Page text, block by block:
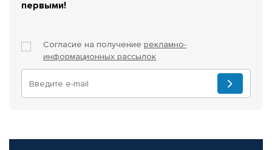
первыми!
Согласие на получение рекламно-
информационных рассылок